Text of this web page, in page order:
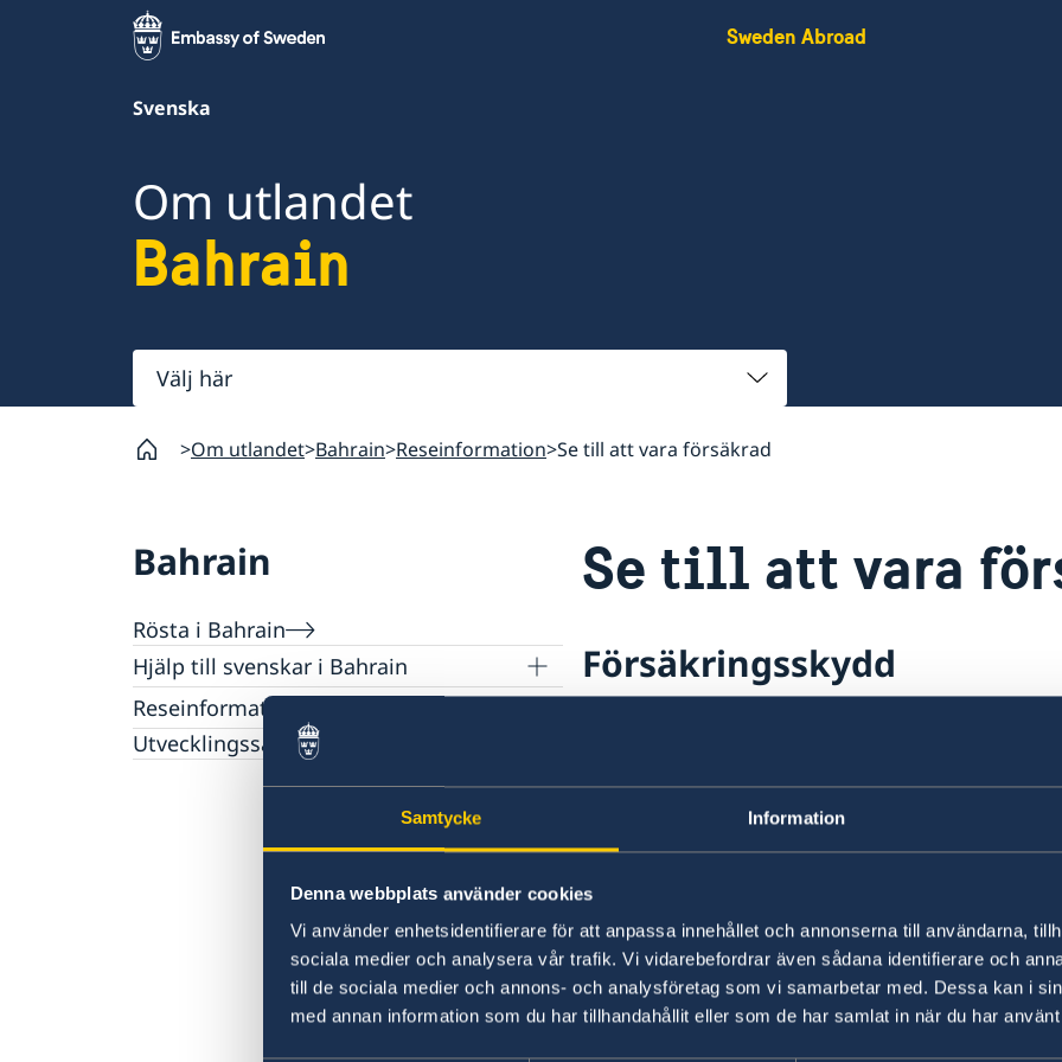
Samtycke Information
Denna webbplats använder cookies
Vi använder enhetsidentifierare för att anpassa innehållet och annonserna till användarna,
sociala medier och analysera vår trafik. Vi vidarebefordrar även sådana identifierare och
till de sociala medier och annons- och analysföretag som vi samarbetar med. Dessa kan i
med annan information som du har tillhandahållit eller som de har samlat in när du har
Sweden Abroad
Svenska
Om utlandet
Bahrain
Välj
här
Om utlandet Bahrain Reseinformation Se till att vara försäkrad
Bahrain
Rösta i Bahrain
Hjälp till svenskar i Bahrain
Rösta i Bahrain
Pass i Bahrain
Hjälp kring medborgarskap
Reseinformation
Ambassadens reseinformation
Aktuella händelser
Naturförhållanden och katastrofer
In- och utresebestämmelser
Lokala lagar och sedvänjor
Kriminalitet och personlig säkerhet
Om olyckan är framme
Utvecklingssamarbete
Se till att vara
Försäkringsskydd
Det är viktigt att du är rätt försäkrad när du
har en reseförsäkring innan du åker,
reseförsäkring ingår i din hemförsäkring eller
på annat sätt. Med en reseförsäkring kan du
behöver sjuktransport till Sverige.
Den som inte har en giltig försäkring löper
eller ta stora lån för att klara dyra
ambulanstransport hem. Tänk på att din
läkares avrådan.